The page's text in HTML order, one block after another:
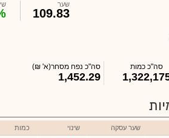
שער
109.83
סה"כ כמות סה"כ נפח מסחר(א' ₪)
1,452.29
שער עסקה שינוי כמות